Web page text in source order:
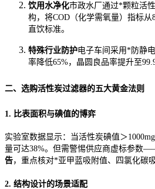
饮用水净化市政水厂通过*颗粒活
构，将COD（化学需氧量）指标从
直饮标准。
特殊行业防护电子车间采用*防静
率降低65%，晶圆良品率提升至
二、选购活性炭过滤器的五大黄金法则
1. 比表面积与碘值的博弈
实验室数据显示：当活性炭碘值＞
量可达38%。但需警惕供应商虚标参数
告，重点核对*亚甲蓝吸附值、四氯化碳
2. 结构设计的场景适配